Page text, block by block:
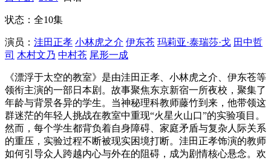
状态：全10集
演员： 洼田正孝 小林虎之介 伊东苍 玛莉亚·泰瑞莎·戈 田中哲
司 木村文乃 中村苍 尾形一成
《漂浮于太空的教室》是由洼田正孝、小林虎之介、伊东苍等
领衔主演的一部日本剧。故事聚焦东京新宿一所夜校，聚集了
年龄与背景各异的学生。当神秘理科教师藤竹到来，他带领这
群迷茫的年轻人挑战在教室中重现“火星火山口”的实验项目。
然而，每个学生都背负着自身障碍、家庭矛盾与复杂人际关系
的重压，实验过程不断被现实困境打断。洼田正孝饰演的教师
如何引导众人跨越内心与外在的阻碍，成为剧情核心悬念。欢